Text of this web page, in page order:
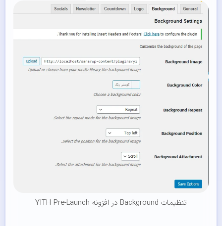
تنظیمات Background در افزونه YITH Pre-Launch